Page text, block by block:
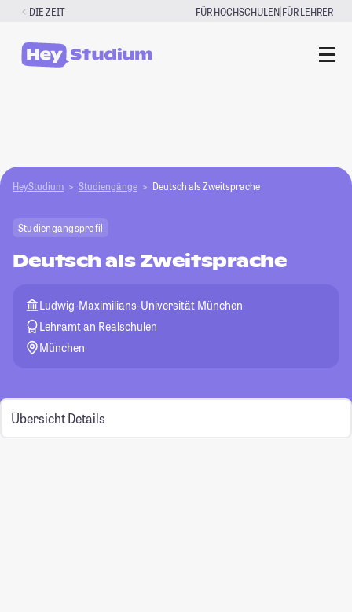
Zum
springen
DIE ZEIT FÜR HOCHSCHULEN|FÜR LEHRER
HeyStudium Studiengänge Deutsch als Zweitsprache
Studiengangsprofil
Deutsch als Zweitsprache
Ludwig-Maximilians-Universität München
Lehramt an Realschulen
München
Übersicht Details